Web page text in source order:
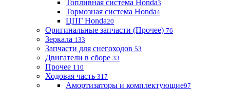
Топливная система Honda3
Тормозная система Honda4
ЦПГ Honda20
Оригинальные запчасти (Прочее) 76
Зеркала 133
Запчасти для снегоходов 53
Двигатели в сборе 33
Прочее 110
Ходовая часть 317
Амортизаторы и комплектующие97